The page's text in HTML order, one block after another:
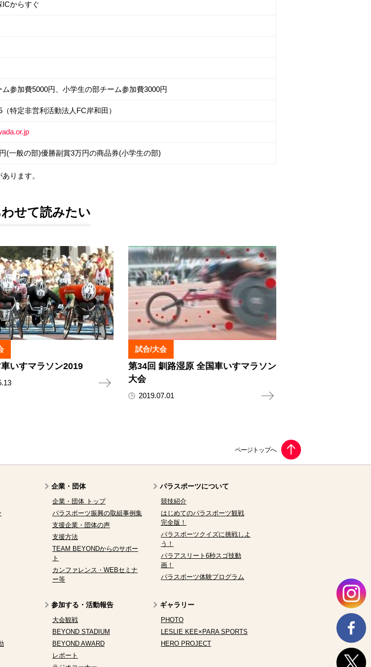
ICからすぐ
参加費5000円、小学生の部チーム参加費3000円
（特定非営利活動法人FC岸和田）
(一般の部)優勝副賞3万円の商品券(小学生の部)
ります。
せて読みたい
いすマラソン2019
試合/大会
第34回 釧路湿原 全国車いすマラソン
大会
2019.07.01
企業・団体
企業・団体 トップ
パラスポーツ振興の取組事例集
支援企業・団体の声
支援方法
TEAM BEYONDからのサポー
ト
カンファレンス・WEBセミナ
ー等
パラスポーツについて
競技紹介
はじめてのパラスポーツ観戦
完全版！
パラスポーツクイズに挑戦しよ
う！
パラアスリート6秒スゴ技動
画！
パラスポーツ体験プログラム
参加する・活動報告
大会観戦
BEYOND STADIUM
BEYOND AWARD
レポート
ギャラリー
PHOTO
LESLIE KEE×PARA SPORTS
HERO PROJECT